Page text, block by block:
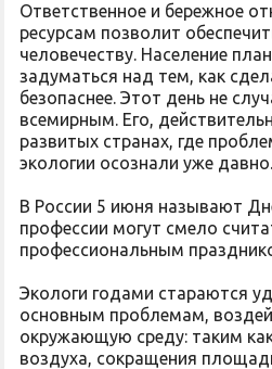
Ответственное и бережное
ресурсам позволит
человечеству. Население
задуматься над тем, как
безопаснее. Этот день не
всемирным. Его,
развитых странах, где
экологии осознали уже давно.
В России 5 июня называют
профессии могут смело
профессиональным
Экологи годами стараются
основным проблемам,
окружающую среду: таким
воздуха, сокращения